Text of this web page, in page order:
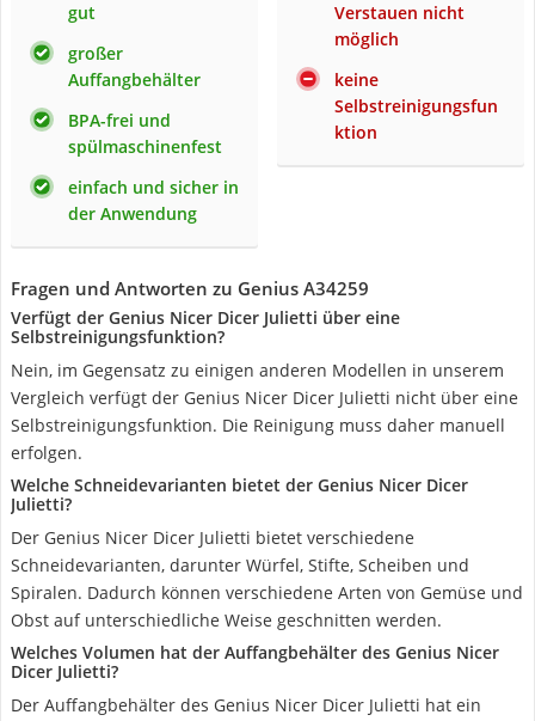
gut
großer
Auffangbehälter
BPA-frei und
spülmaschinenfest
einfach und sicher in
der Anwendung
Verstauen nicht
möglich
keine
Selbstreinigungsfun
ktion
Fragen und Antworten zu Genius A34259
Verfügt der Genius Nicer Dicer Julietti über eine
Selbstreinigungsfunktion?
Nein, im Gegensatz zu einigen anderen Modellen in unserem
Vergleich verfügt der Genius Nicer Dicer Julietti nicht über eine
Selbstreinigungsfunktion. Die Reinigung muss daher manuell
erfolgen.
Welche Schneidevarianten bietet der Genius Nicer Dicer
Julietti?
Der Genius Nicer Dicer Julietti bietet verschiedene
Schneidevarianten, darunter Würfel, Stifte, Scheiben und
Spiralen. Dadurch können verschiedene Arten von Gemüse und
Obst auf unterschiedliche Weise geschnitten werden.
Welches Volumen hat der Auffangbehälter des Genius Nicer
Dicer Julietti?
Der Auffangbehälter des Genius Nicer Dicer Julietti hat ein